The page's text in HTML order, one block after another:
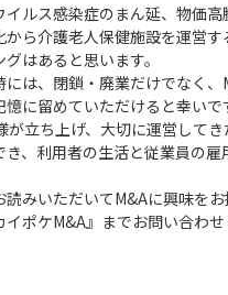
イルス感染症のまん延、物価
から介護老人保健施設を運営
はあると思います。
には、閉鎖・廃業だけでなく
に留めていただけると幸いで
が立ち上げ、大切に運営して
き、利用者の生活と従業員の
読みいただいてM&Aに興味を
イポケM&A』までお問い合わせ